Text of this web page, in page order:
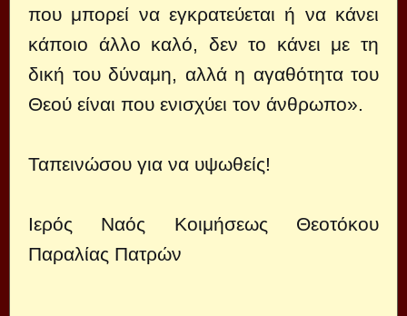
που μπορεί να εγκρατεύεται ή να κάνει
κάποιο άλλο καλό, δεν το κάνει με τη
δική του δύναμη, αλλά η αγαθότητα του
Θεού είναι που ενισχύει τον άνθρωπο».
Ταπεινώσου για να υψωθείς!
Ιερός Ναός Κοιμήσεως Θεοτόκου
Παραλίας Πατρών